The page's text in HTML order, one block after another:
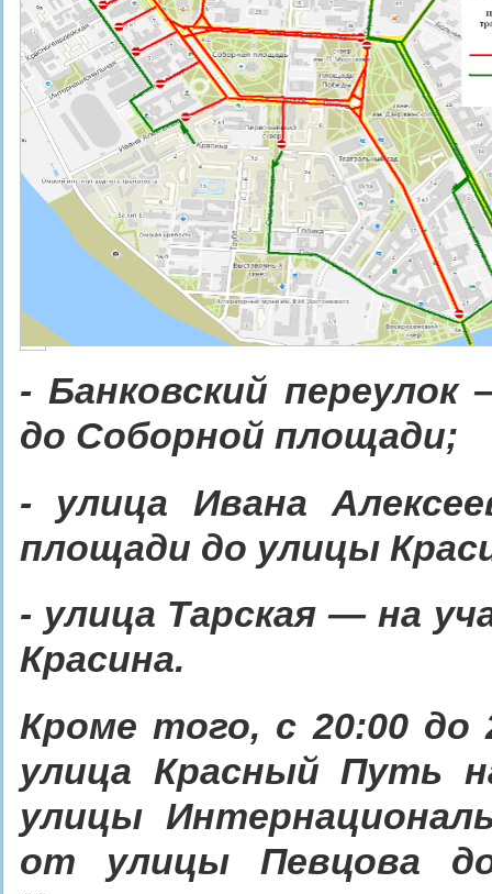
- Банковский
до Соборной площади;
- улица Ивана
площади до улицы
- улица Тарская — на
Красина.
Кроме того, с 20:00
улица Красный Путь
улицы
от улицы Певцова